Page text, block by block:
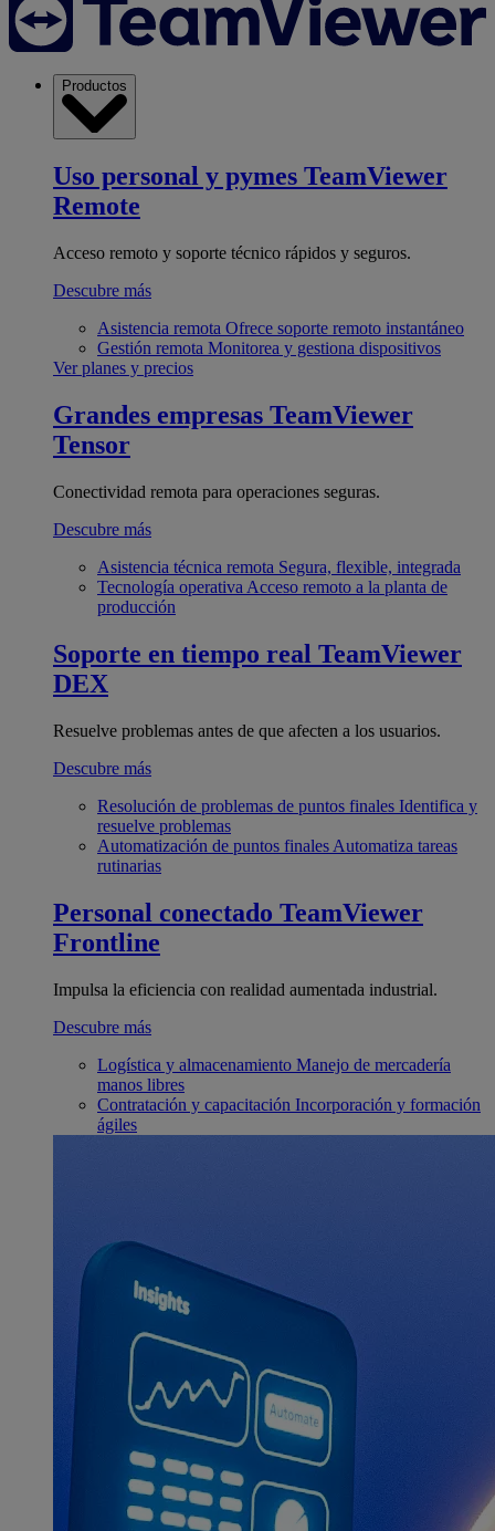
Productos
Uso personal y pymes TeamViewer
Remote
Acceso remoto y soporte técnico rápidos y seguros.
Descubre más
Asistencia remota Ofrece soporte remoto instantáneo
Gestión remota Monitorea y gestiona dispositivos
Ver planes y precios
Grandes empresas TeamViewer
Tensor
Conectividad remota para operaciones seguras.
Descubre más
Asistencia técnica remota Segura, flexible, integrada
Tecnología operativa Acceso remoto a la planta de
producción
Soporte en tiempo real TeamViewer
DEX
Resuelve problemas antes de que afecten a los usuarios.
Descubre más
Resolución de problemas de puntos finales Identifica y
resuelve problemas
Automatización de puntos finales Automatiza tareas
rutinarias
Personal conectado TeamViewer
Frontline
Impulsa la eficiencia con realidad aumentada industrial.
Descubre más
Logística y almacenamiento Manejo de mercadería
manos libres
Contratación y capacitación Incorporación y formación
ágiles